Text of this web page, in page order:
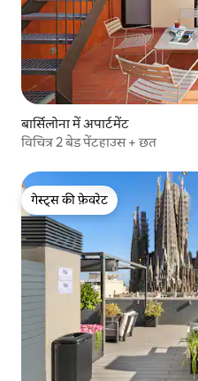
बार्सिलोना में अपार्टमेंट
विचित्र 2 बेड पेंटहाउस + छत
गेस्ट्स की फ़ेवरेट
गेस्ट्स की फ़ेवरेट